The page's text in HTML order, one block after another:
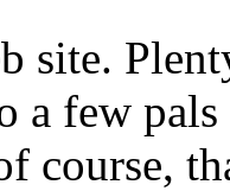
site.
a few
course,